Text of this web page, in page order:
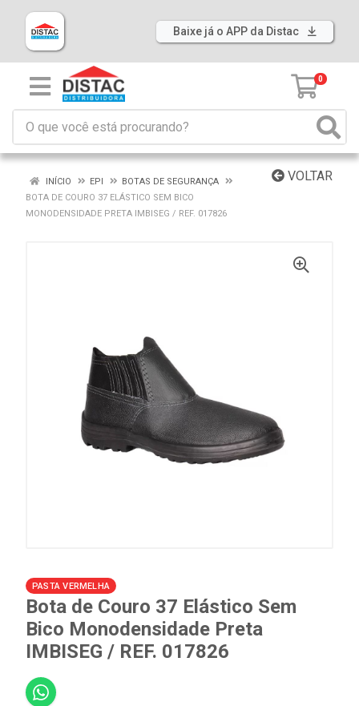
Baixe já o APP da Distac
0
VOLTAR
INÍCIO EPI
BOTAS DE SEGURANÇA
BOTA DE COURO 37 ELÁSTICO SEM BICO
MONODENSIDADE PRETA IMBISEG / REF. 017826
PASTA VERMELHA
Bota de Couro 37 Elástico Sem
Bico Monodensidade Preta
IMBISEG / REF. 017826